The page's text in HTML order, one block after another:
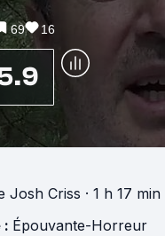
69 16
Josh Criss · 1 h 17 min
: Épouvante-Horreur